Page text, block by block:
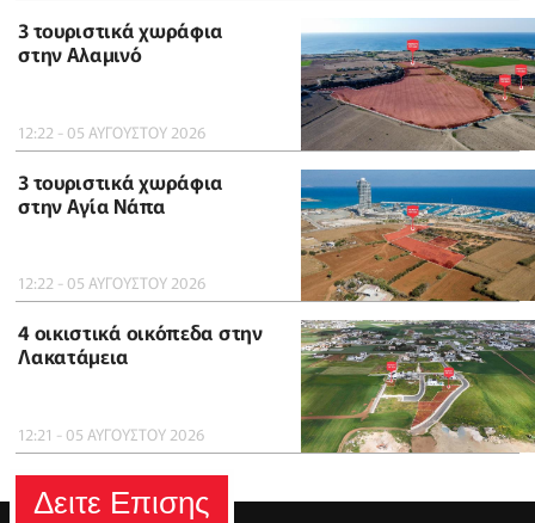
3 τουριστικά χωράφια
στην Αλαμινό
12:22 - 05 ΑΥΓΟΥΣΤΟΥ 2026
3 τουριστικά χωράφια
στην Αγία Νάπα
12:22 - 05 ΑΥΓΟΥΣΤΟΥ 2026
4 οικιστικά οικόπεδα στην
Λακατάμεια
12:21 - 05 ΑΥΓΟΥΣΤΟΥ 2026
Δειτε Επισης